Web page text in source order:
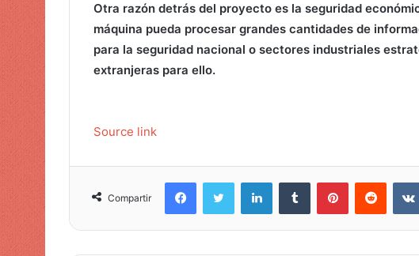
Otra razón detrás del proyecto es la seguridad
máquina pueda procesar grandes cantidades de
para la seguridad nacional o sectores industriales
extranjeras para ello.
Source link
Compartir